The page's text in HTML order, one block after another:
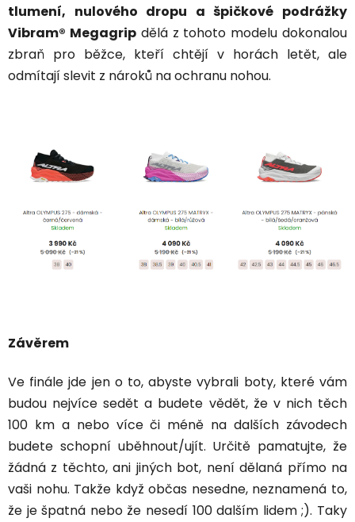
tlumení, nulového dropu a špičkové podrážky
Vibram® Megagripdělá z tohoto modelu dokonalou
zbraň pro běžce, kteří chtějí v horách letět, ale
odmítají slevit z nároků na ochranu nohou.
Závěrem
Ve finále jde jen o to, abyste vybrali boty, které vám
budou nejvíce sedět a budete vědět, že v nich těch
100 km a nebo více či méně na dalších závodech
budete schopní uběhnout/ujít. Určitě pamatujte, že
žádná z těchto, ani jiných bot, není dělaná přímo na
vaši nohu. Takže když občas nesedne, neznamená to,
že je špatná nebo že nesedí 100 dalším lidem ;). Taky